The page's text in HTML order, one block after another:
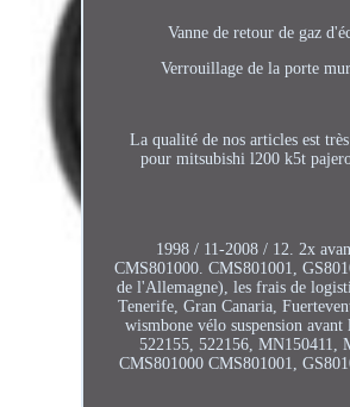
Vanne de retour de gaz
Verrouillage de la porte
La qualité de nos articles est
pour mitsubishi l200 k5t
1998 / 11-2008 / 12. 2x
CMS801000. CMS801001,
de l'Allemagne), les frais de
Tenerife, Gran Canaria,
wismbone vélo suspension
522155, 522156, MN150411,
CMS801000 CMS801001,